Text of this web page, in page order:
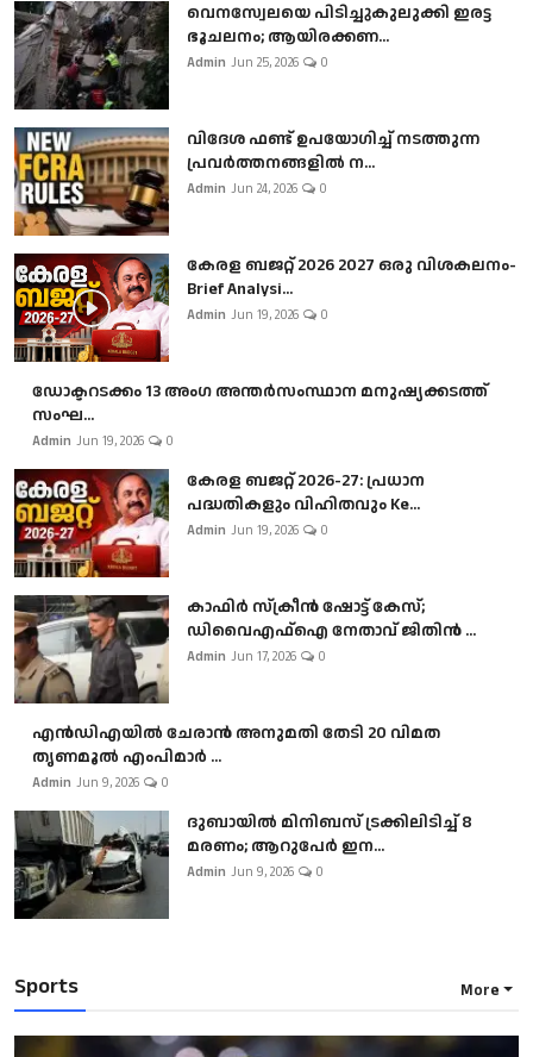
വെനസ്വേലയെ പിടിച്ചുകുലുക്കി ഇരട്ട
ഭൂചലനം; ആയിരക്കണ...
Admin Jun 25, 2026 0
വിദേശ ഫണ്ട് ഉപയോഗിച്ച് നടത്തുന്ന
പ്രവർത്തനങ്ങളിൽ ന...
Admin Jun 24, 2026 0
കേരള ബജറ്റ് 2026 2027 ഒരു വിശകലനം-
Brief Analysi...
Admin Jun 19, 2026 0
ഡോക്ടറടക്കം 13 അംഗ അന്തർസംസ്ഥാന മനുഷ്യക്കടത്ത്
സംഘ...
Admin Jun 19, 2026 0
കേരള ബജറ്റ് 2026-27: പ്രധാന
പദ്ധതികളും വിഹിതവും Ke...
Admin Jun 19, 2026 0
കാഫിർ സ്‌ക്രീൻ ഷോട്ട് കേസ്;
ഡിവൈഎഫ്ഐ നേതാവ് ജിതിൻ ...
Admin Jun 17, 2026 0
എൻഡിഎയിൽ ചേരാൻ അനുമതി തേടി 20 വിമത
തൃണമൂൽ എംപിമാർ ...
Admin Jun 9, 2026 0
ദുബായിൽ മിനിബസ്​ ട്രക്കിലിടിച്ച് 8
മരണം; ആറുപേർ ഇന...
Admin Jun 9, 2026 0
Sports More